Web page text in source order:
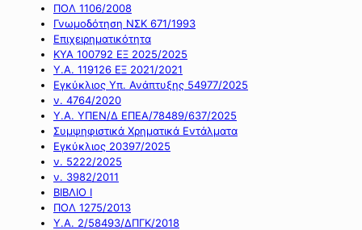
ΠΟΛ 1106/2008
Γνωμοδότηση ΝΣΚ 671/1993
Επιχειρηματικότητα
ΚΥΑ 100792 ΕΞ 2025/2025
Υ.Α. 119126 ΕΞ 2021/2021
Εγκύκλιος Υπ. Ανάπτυξης 54977/2025
ν. 4764/2020
Υ.Α. ΥΠΕΝ/Δ ΕΠΕΑ/78489/637/2025
Συμψηφιστικά Χρηματικά Εντάλματα
Εγκύκλιος 20397/2025
ν. 5222/2025
ν. 3982/2011
ΒΙΒΛΙΟ Ι
ΠΟΛ 1275/2013
Υ.Α. 2/58493/ΔΠΓΚ/2018